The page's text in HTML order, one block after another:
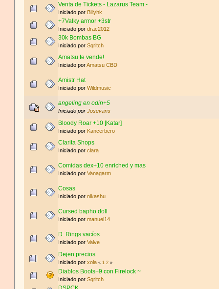
Venta de Tickets - Lazarus Team.-
Iniciado por Billyhk
+7Valky armor +3str
Iniciado pordrac2012
30k Bombas BG
Iniciado porSqritch
Amatsu te vende!
Iniciado porAmatsu CBD
Amistr Hat
Iniciado porWildmusic
angeling en odin+5
Iniciado porJosevans
Bloody Roar +10 [Katar]
Iniciado por Kancerbero
Clarita Shops
Iniciado porclara
Comidas dex+10 enriched y mas
Iniciado porVanagarm
Cosas
Iniciado pornikashu
Cursed bapho doll
Iniciado pormanuel14
D. Rings vacíos
Iniciado porValve
Dejen precios
Iniciado porxola « 1 2 »
Diablos Boots+9 con Firelock ~
Iniciado porSqritch